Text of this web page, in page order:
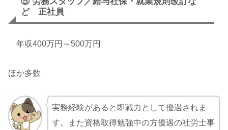
ど正社員
年収400万円～500万円
ほか多数
実務経験があると即戦力として優遇されま
す。また資格取得勉強中の方優遇の社労士事